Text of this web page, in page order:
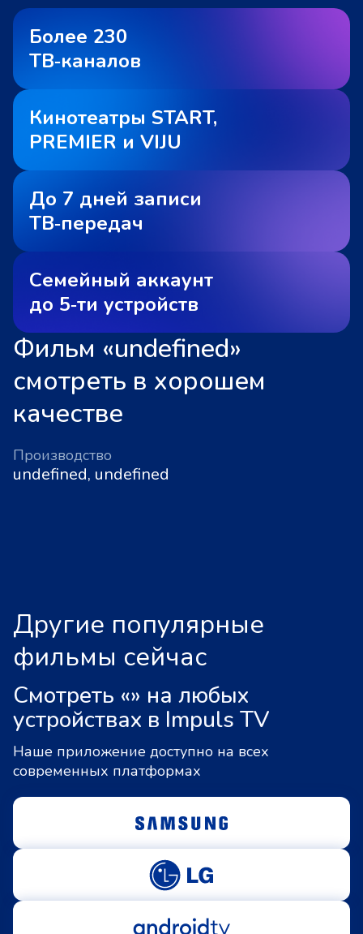
Более 230
ТВ‑каналов
Кинотеатры START,
PREMIER и VIJU
До 7 дней записи
ТВ‑передач
Семейный аккаунт
до 5‑ти устройств
Фильм «undefined»
смотреть в хорошем
качестве
Производство
undefined, undefined
Другие популярные
фильмы сейчас
Смотреть «» на любых
устройствах в Impuls TV
Наше приложение доступно на всех
современных платформах